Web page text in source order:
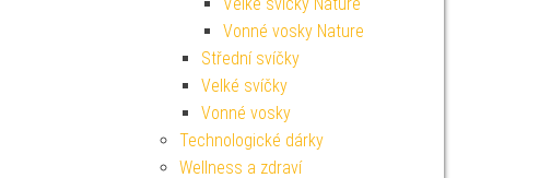
Vonné vosky Nature
Střední svíčky
Velké svíčky
Vonné vosky
Technologické dárky
Wellness a zdraví